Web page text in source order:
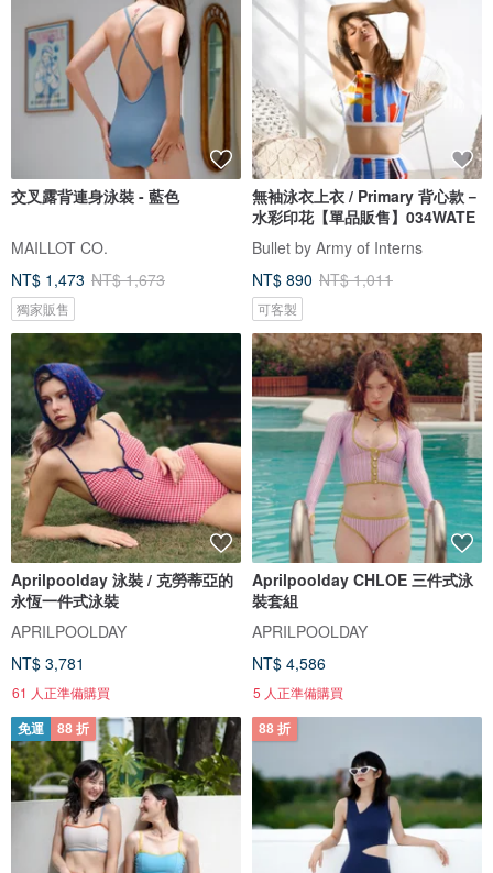
交叉露背連身泳裝 - 藍色
MAILLOT CO.
NT$ 1,473 NT$ 1,673
獨家販售
無袖泳衣上衣 / Primary 背心款－
水彩印花【單品販售】034WATE
Bullet by Army of Interns
NT$ 890 NT$ 1,011
可客製
Aprilpoolday 泳裝 / 克勞蒂亞的
永恆一件式泳裝
APRILPOOLDAY
NT$ 3,781
61 人正準備購買
Aprilpoolday CHLOE 三件式泳
裝套組
APRILPOOLDAY
NT$ 4,586
5 人正準備購買
免運 88 折 88 折